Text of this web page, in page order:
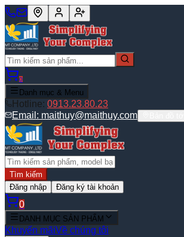
0
Danh mục & Menu
Hotline: 0913.23.80.23
Email: maithuy@maithuy.com
Tìm kiếm
Đăng nhập
Đăng ký tài khoản
0
DANH MỤC SẢN PHẨM
Khuyến mãiVề chúng tôi